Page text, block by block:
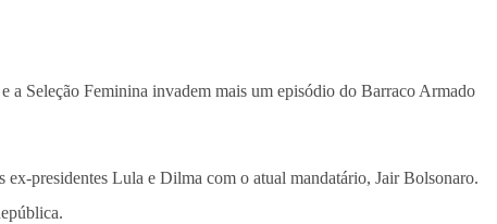
a Seleção Feminina invadem mais um episódio do Barraco Armado
presidentes Lula e Dilma com o atual mandatário, Jair Bolsonaro.